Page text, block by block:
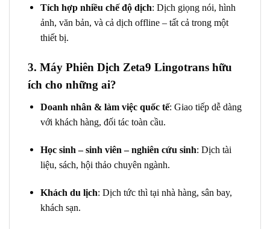
Tích hợp nhiều chế độ dịch: Dịch giọng nói, hình
ảnh, văn bản, và cả dịch offline – tất cả trong một
thiết bị.
3. Máy Phiên Dịch Zeta9 Lingotrans hữu
ích cho những ai?
Doanh nhân & làm việc quốc tế: Giao tiếp dễ dàng
với khách hàng, đối tác toàn cầu.
Học sinh – sinh viên – nghiên cứu sinh: Dịch tài
liệu, sách, hội thảo chuyên ngành.
Khách du lịch: Dịch tức thì tại nhà hàng, sân bay,
khách sạn.